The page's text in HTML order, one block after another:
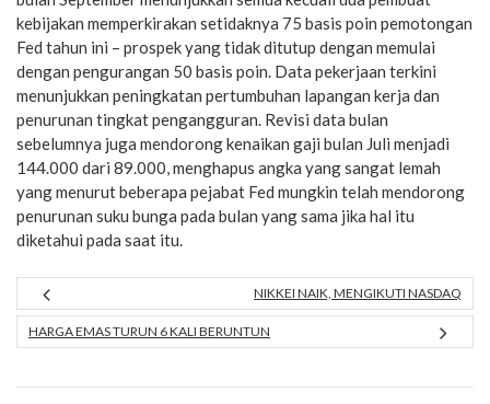
kebijakan memperkirakan setidaknya 75 basis poin pemotongan
Fed tahun ini – prospek yang tidak ditutup dengan memulai
dengan pengurangan 50 basis poin. Data pekerjaan terkini
menunjukkan peningkatan pertumbuhan lapangan kerja dan
penurunan tingkat pengangguran. Revisi data bulan
sebelumnya juga mendorong kenaikan gaji bulan Juli menjadi
144.000 dari 89.000, menghapus angka yang sangat lemah
yang menurut beberapa pejabat Fed mungkin telah mendorong
penurunan suku bunga pada bulan yang sama jika hal itu
diketahui pada saat itu.
NIKKEI NAIK, MENGIKUTI NASDAQ
HARGA EMAS TURUN 6 KALI BERUNTUN